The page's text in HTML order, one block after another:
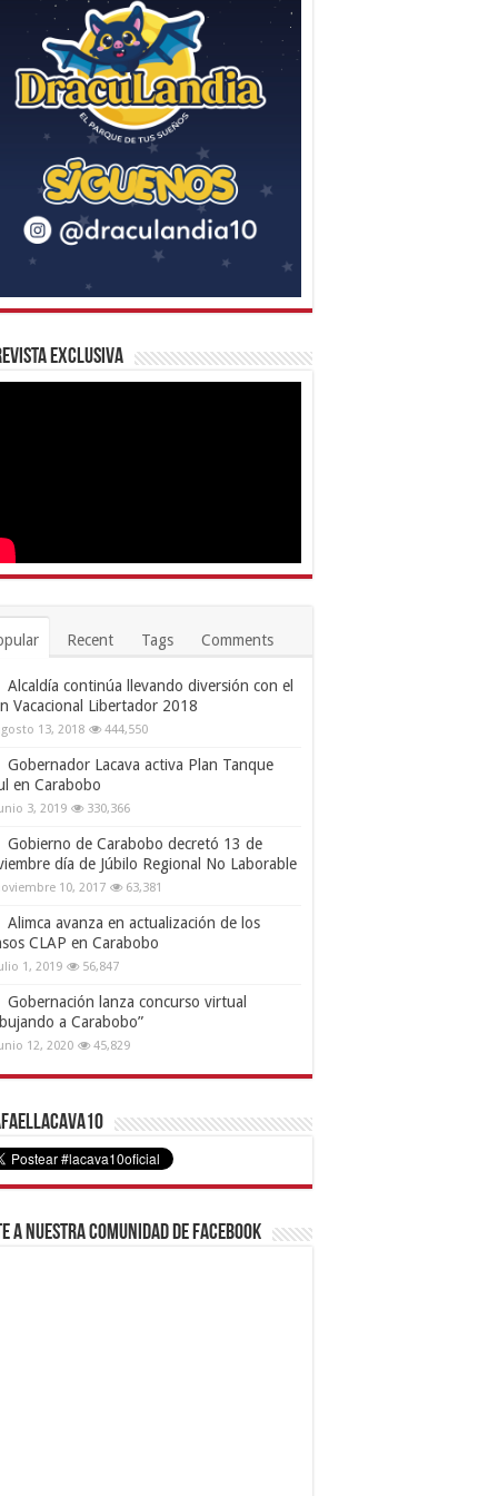
Exclusiva
Recent Tags Comments
Alcaldía continúa llevando diversión con el
Vacacional Libertador 2018
13, 2018 444,550
Gobernador Lacava activa Plan Tanque
en Carabobo
3, 2019 330,366
Gobierno de Carabobo decretó 13 de
día de Júbilo Regional No Laborable
10, 2017 63,381
Alimca avanza en actualización de los
CLAP en Carabobo
1, 2019 56,847
Gobernación lanza concurso virtual
a Carabobo”
12, 2020 45,829
a nuestra comunidad de Facebook